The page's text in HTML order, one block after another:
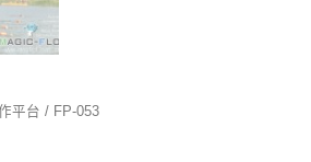
平台 / FP-053